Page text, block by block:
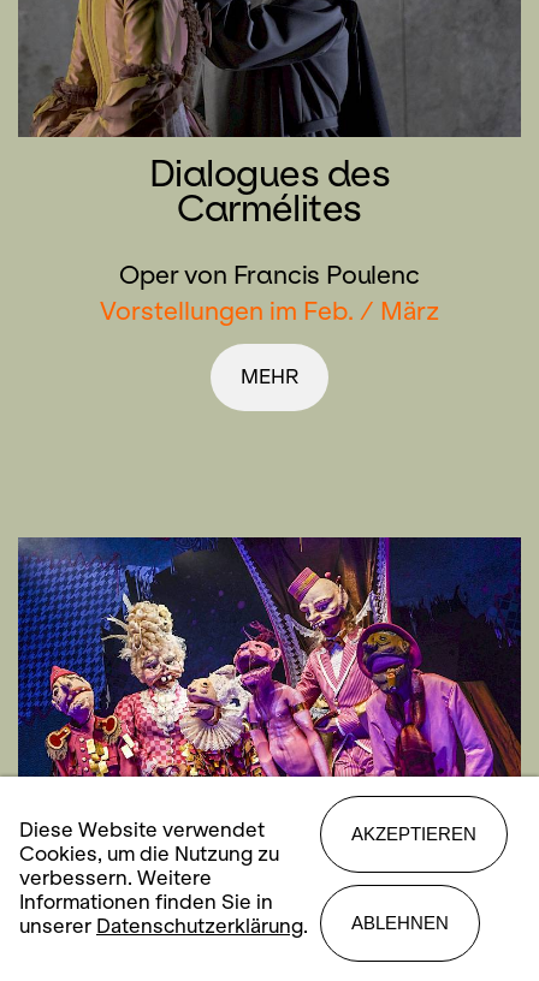
Dialogues des
Carmélites
Oper von Francis Poulenc
Vorstellungen im Feb. / März
MEHR
Das tapfere
Diese Website verwendet
Cookies, um die Nutzung zu
verbessern. Weitere
Informationen finden Sie in
unserer Datenschutzerklärung.
AKZEPTIEREN
ABLEHNEN